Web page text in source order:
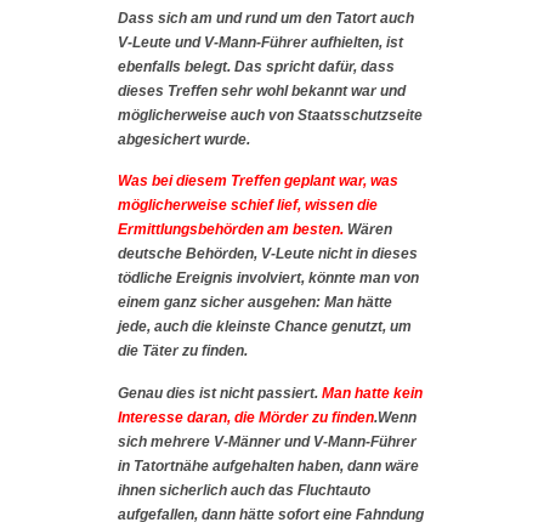
Dass sich am und rund um den Tatort auch
V-Leute und V-Mann-Führer aufhielten, ist
ebenfalls belegt. Das spricht dafür, dass
dieses Treffen sehr wohl bekannt war und
möglicherweise auch von Staatsschutzseite
abgesichert wurde.
Was bei diesem Treffen geplant war, was
möglicherweise schief lief, wissen die
Ermittlungsbehörden am besten. Wären
deutsche Behörden, V-Leute nicht in dieses
tödliche Ereignis involviert, könnte man von
einem ganz sicher ausgehen: Man hätte
jede, auch die kleinste Chance genutzt, um
die Täter zu finden.
Genau dies ist nicht passiert. Man hatte kein
Interesse daran, die Mörder zu finden.Wenn
sich mehrere V-Männer und V-Mann-Führer
in Tatortnähe aufgehalten haben, dann wäre
ihnen sicherlich auch das Fluchtauto
aufgefallen, dann hätte sofort eine Fahndung